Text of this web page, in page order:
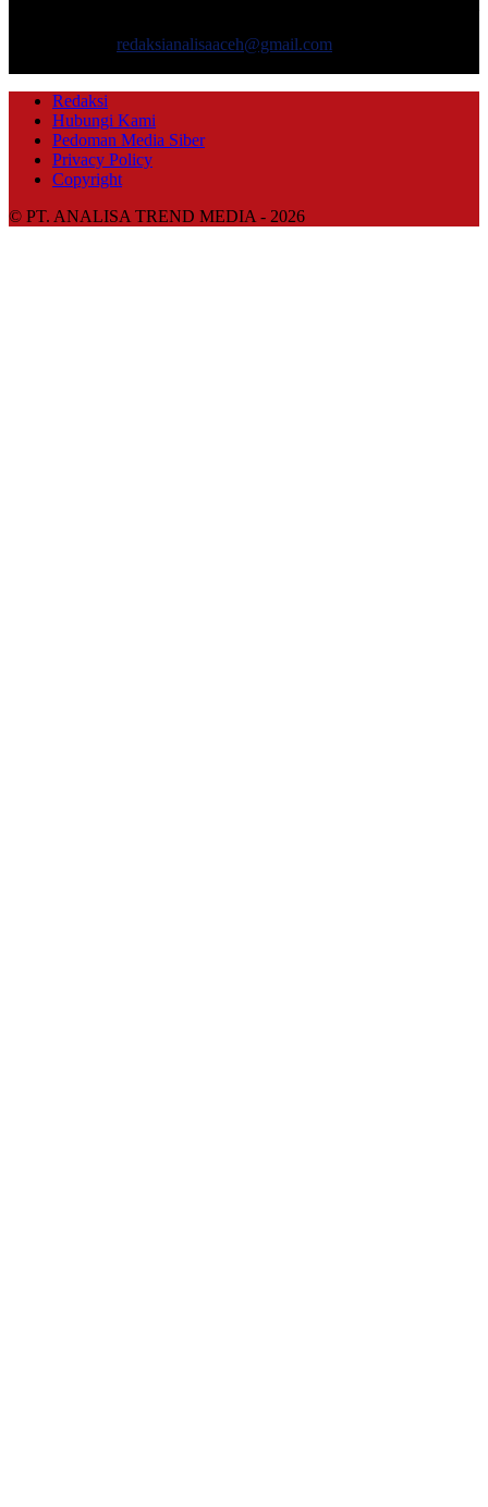
redaksianalisaaceh@gmail.com
Redaksi
Hubungi Kami
Pedoman Media Siber
Privacy Policy
Copyright
© PT. ANALISA TREND MEDIA - 2026